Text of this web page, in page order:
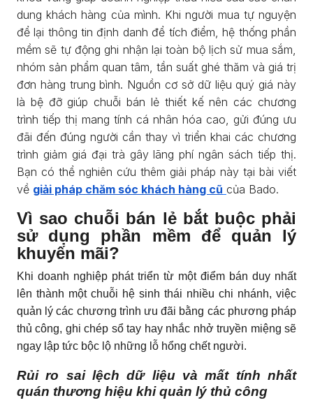
dung khách hàng của mình. Khi người mua tự nguyện
để lại thông tin định danh để tích điểm, hệ thống phần
mềm sẽ tự động ghi nhận lại toàn bộ lịch sử mua sắm,
nhóm sản phẩm quan tâm, tần suất ghé thăm và giá trị
đơn hàng trung bình. Nguồn cơ sở dữ liệu quý giá này
là bệ đỡ giúp chuỗi bán lẻ thiết kế nên các chương
trình tiếp thị mang tính cá nhân hóa cao, gửi đúng ưu
đãi đến đúng người cần thay vì triển khai các chương
trình giảm giá đại trà gây lãng phí ngân sách tiếp thị.
Bạn có thể nghiên cứu thêm giải pháp này tại bài viết
về giải pháp chăm sóc khách hàng cũ của Bado.
Vì sao chuỗi bán lẻ bắt buộc phải
sử dụng phần mềm để quản lý
khuyến mãi?
Khi doanh nghiệp phát triển từ một điểm bán duy nhất
lên thành một chuỗi hệ sinh thái nhiều chi nhánh, việc
quản lý các chương trình ưu đãi bằng các phương pháp
thủ công, ghi chép sổ tay hay nhắc nhở truyền miệng sẽ
ngay lập tức bộc lộ những lỗ hổng chết người.
Rủi ro sai lệch dữ liệu và mất tính nhất
quán thương hiệu khi quản lý thủ công